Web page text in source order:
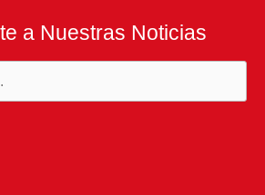
a Nuestras Noticias